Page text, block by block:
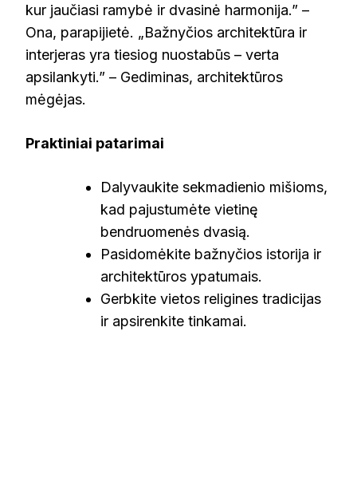
kur jaučiasi ramybė ir dvasinė harmonija.” –
Ona, parapijietė. „Bažnyčios architektūra ir
interjeras yra tiesiog nuostabūs – verta
apsilankyti.” – Gediminas, architektūros
mėgėjas.
Praktiniai patarimai
Dalyvaukite sekmadienio mišioms,
kad pajustumėte vietinę
bendruomenės dvasią.
Pasidomėkite bažnyčios istorija ir
architektūros ypatumais.
Gerbkite vietos religines tradicijas
ir apsirenkite tinkamai.